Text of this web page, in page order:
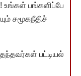
பங்களிப்பே
சமூகநீதிச்
பட்டியல்